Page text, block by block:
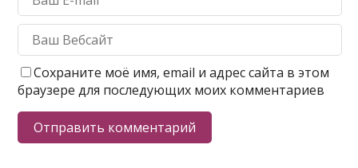
Сохраните моё имя, email и адрес сайта в этом
браузере для последующих моих комментариев